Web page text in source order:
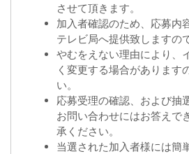
させて頂きます。
加入者確認のため、応募内
テレビ局へ提供致しますの
やむをえない理由により、
く変更する場合があります
い。
応募受理の確認、および抽
お問い合わせにはお答えで
承ください。
当選された加入者様には簡